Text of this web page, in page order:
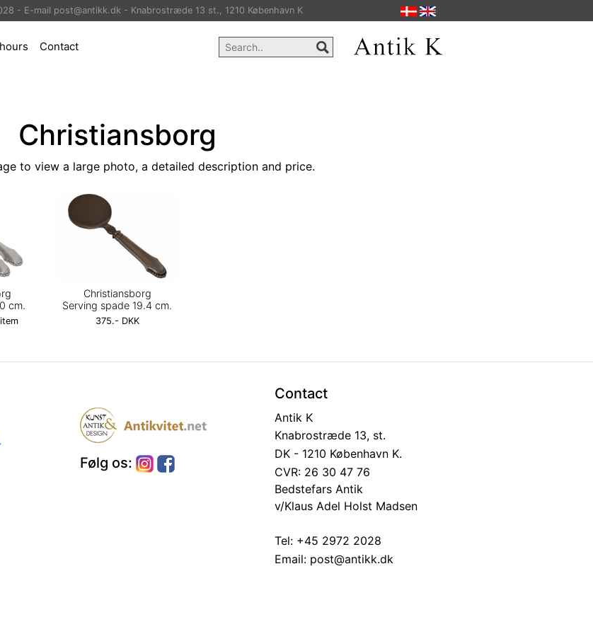
- E-mail post@antikk.dk - Knabrostræde 13 st., 1210 København K
Contact
Christiansborg
to view a large photo, a detailed description and price.
cm.
Christiansborg
Serving spade 19.4 cm.
375.- DKK
Følg os:
Contact
Antik K
Knabrostræde 13, st.
DK - 1210 København K.
CVR: 26 30 47 76
Bedstefars Antik
v/Klaus Adel Holst Madsen
Tel: +45 2972 2028
Email:post@antikk.dk